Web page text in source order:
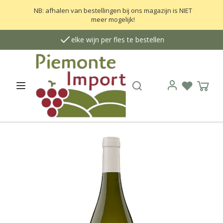
NB: afhalen van bestellingen bij ons magazijn is NIET
meer mogelijk!
elke wijn per fles te bestellen
Open menu